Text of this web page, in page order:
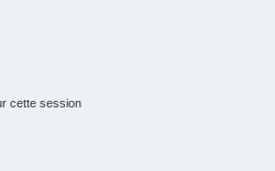
cette session